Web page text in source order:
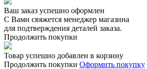
Ваш заказ успешно оформлен
С Вами свяжется менеджер магазина
для подтверждения деталей заказа.
Продолжить покупки
Товар успешно добавлен в корзину
Продолжить покупки Оформить покупку